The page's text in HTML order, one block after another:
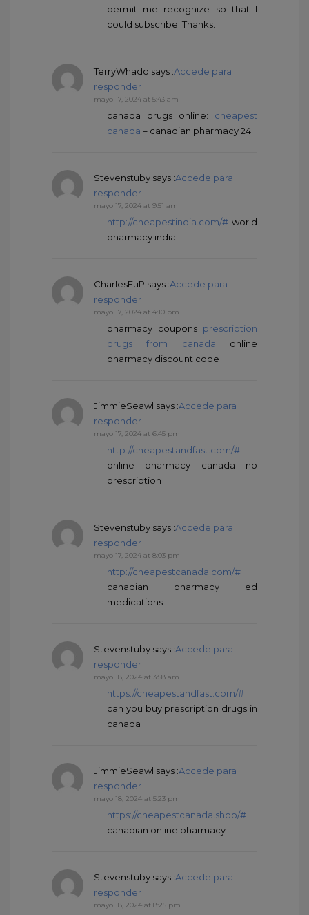
permit me recognize so that I
could subscribe. Thanks.
TerryWhado says :Accede para
responder
mayo 17, 2024 at 5:43 am
canada drugs online: cheapest
canada – canadian pharmacy 24
Stevenstuby says :Accede para
responder
mayo 17, 2024 at 9:51 am
http://cheapestindia.com/# world
pharmacy india
CharlesFuP says :Accede para
responder
mayo 17, 2024 at 4:10 pm
pharmacy coupons prescription
drugs from canada online
pharmacy discount code
JimmieSeawl says :Accede para
responder
mayo 17, 2024 at 6:45 pm
http://cheapestandfast.com/#
online pharmacy canada no
prescription
Stevenstuby says :Accede para
responder
mayo 17, 2024 at 8:03 pm
http://cheapestcanada.com/#
canadian pharmacy ed
medications
Stevenstuby says :Accede para
responder
mayo 18, 2024 at 3:58 am
https://cheapestandfast.com/#
can you buy prescription drugs in
canada
JimmieSeawl says :Accede para
responder
mayo 18, 2024 at 5:23 pm
https://cheapestcanada.shop/#
canadian online pharmacy
Stevenstuby says :Accede para
responder
mayo 18, 2024 at 8:25 pm